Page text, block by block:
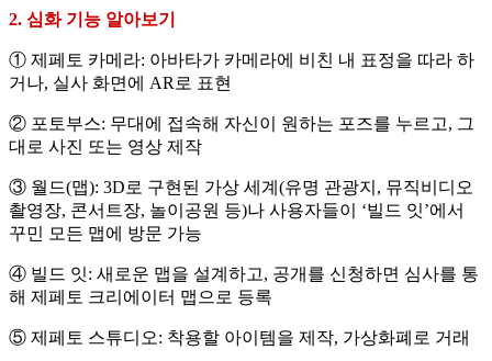
2. 심화 기능 알아보기
① 제페토 카메라: 아바타가 카메라에 비친 내 표정을 따라 하
거나, 실사 화면에 AR로 표현
② 포토부스: 무대에 접속해 자신이 원하는 포즈를 누르고, 그
대로 사진 또는 영상 제작
③ 월드(맵): 3D로 구현된 가상 세계(유명 관광지, 뮤직비디오
촬영장, 콘서트장, 놀이공원 등)나 사용자들이 ‘빌드 잇’에서
꾸민 모든 맵에 방문 가능
④ 빌드 잇: 새로운 맵을 설계하고, 공개를 신청하면 심사를 통
해 제페토 크리에이터 맵으로 등록
⑤ 제페토 스튜디오: 착용할 아이템을 제작, 가상화폐로 거래